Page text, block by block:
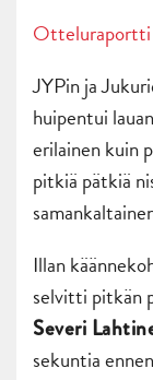
Otteluraportti
JYPin ja
huipentui
erilainen kuin
pitkiä pätkiä
Illan
selvitti pitkän
Severi
sekuntia